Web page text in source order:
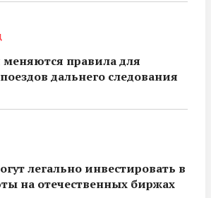
меняются правила для
дальнего следования
легально инвестировать в
на отечественных биржах